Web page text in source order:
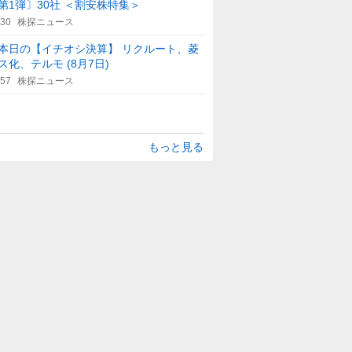
第1弾〕30社 ＜割安株特集＞
株探ニュース
日の【イチオシ決算】 リクルート、菱
化、テルモ (8月7日)
株探ニュース
もっと見る